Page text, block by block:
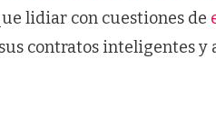
lidiar con cuestiones de
contratos inteligentes y